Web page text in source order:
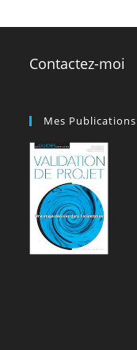
Contactez-moi
Mes Publications